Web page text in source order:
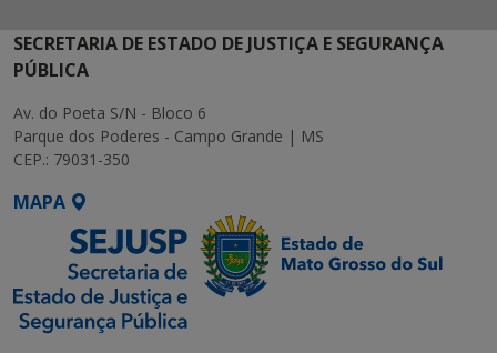
SECRETARIA DE ESTADO DE JUSTIÇA E SEGURANÇA
PÚBLICA
Av. do Poeta S/N - Bloco 6
Parque dos Poderes - Campo Grande | MS
CEP.: 79031-350
MAPA